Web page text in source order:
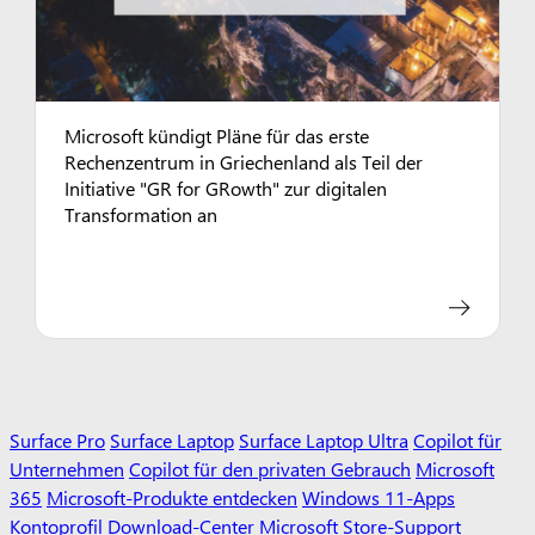
Microsoft kündigt Pläne für das erste
Rechenzentrum in Griechenland als Teil der
Initiative "GR for GRowth" zur digitalen
Transformation an
Surface Pro Surface Laptop Surface Laptop Ultra Copilot für
Unternehmen Copilot für den privaten Gebrauch Microsoft
365 Microsoft-Produkte entdecken Windows 11-Apps
Kontoprofil Download-Center Microsoft Store-Support